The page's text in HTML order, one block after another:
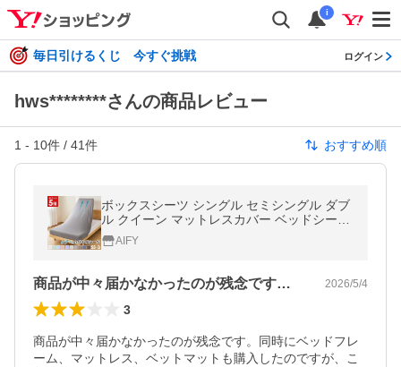
i
毎日引けるくじ 今すぐ挑戦 ログイン
hws********さんの商品レビュー
1 - 10件 / 41件 おすすめ順
ボックスシーツ シングル セミシングル ダブ
ル クイーン マットレスカバー ベッドシーツ
シーツ ワイド 伸縮 のびる 伸びる ボックス
シーツ シングルサイズ 夏
AIFY
商品が中々届かなかったのが残念です。同… 2026/5/4
3
商品が中々届かなかったのが残念です。同時にベッドフレ
ーム、マットレス、ベットマットも購入したのですが、こ